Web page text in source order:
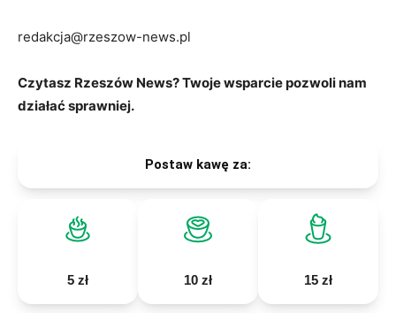
redakcja@rzeszow-news.pl
Czytasz Rzeszów News? Twoje wsparcie pozwoli nam
działać sprawniej.
Postaw kawę za:
5 zł 10 zł 15 zł